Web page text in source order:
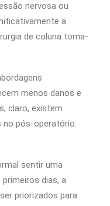
nervosa ou
a
de coluna torna-
menos danos e
claro, existem
no pós-operatório.
sentir uma
dias, a
priorizados para